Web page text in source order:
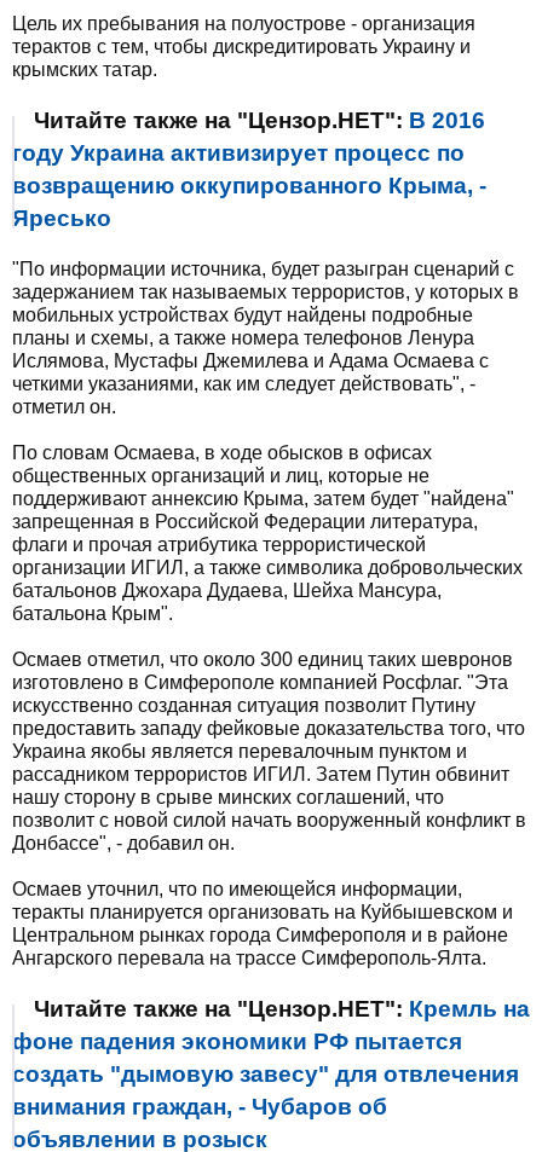
Цель их пребывания на полуострове - организация
терактов с тем, чтобы дискредитировать Украину и
крымских татар.
Читайте также на "Цензор.НЕТ": В 2016
году Украина активизирует процесс по
возвращению оккупированного Крыма, -
Яресько
"По информации источника, будет разыгран сценарий с
задержанием так называемых террористов, у которых в
мобильных устройствах будут найдены подробные
планы и схемы, а также номера телефонов Ленура
Ислямова, Мустафы Джемилева и Адама Осмаева с
четкими указаниями, как им следует действовать", -
отметил он.
По словам Осмаева, в ходе обысков в офисах
общественных организаций и лиц, которые не
поддерживают аннексию Крыма, затем будет "найдена"
запрещенная в Российской Федерации литература,
флаги и прочая атрибутика террористической
организации ИГИЛ, а также символика добровольческих
батальонов Джохара Дудаева, Шейха Мансура,
батальона Крым".
Осмаев отметил, что около 300 единиц таких шевронов
изготовлено в Симферополе компанией Росфлаг. "Эта
искусственно созданная ситуация позволит Путину
предоставить западу фейковые доказательства того, что
Украина якобы является перевалочным пунктом и
рассадником террористов ИГИЛ. Затем Путин обвинит
нашу сторону в срыве минских соглашений, что
позволит с новой силой начать вооруженный конфликт в
Донбассе", - добавил он.
Осмаев уточнил, что по имеющейся информации,
теракты планируется организовать на Куйбышевском и
Центральном рынках города Симферополя и в районе
Ангарского перевала на трассе Симферополь-Ялта.
Читайте также на "Цензор.НЕТ": Кремль на
фоне падения экономики РФ пытается
создать "дымовую завесу" для отвлечения
внимания граждан, - Чубаров об
объявлении в розыск